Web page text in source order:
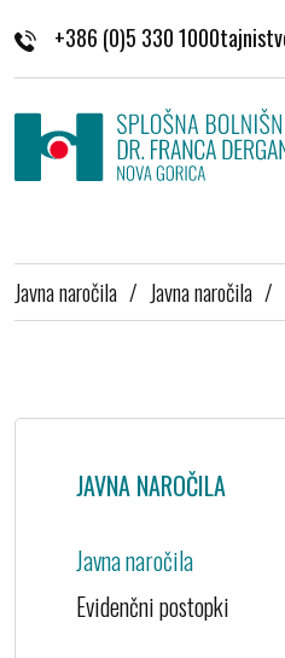
+386 (0)5 330 1000
Javna naročila / Javna naročila /
JAVNA NAROČILA
Javna naročila
Evidenčni postopki